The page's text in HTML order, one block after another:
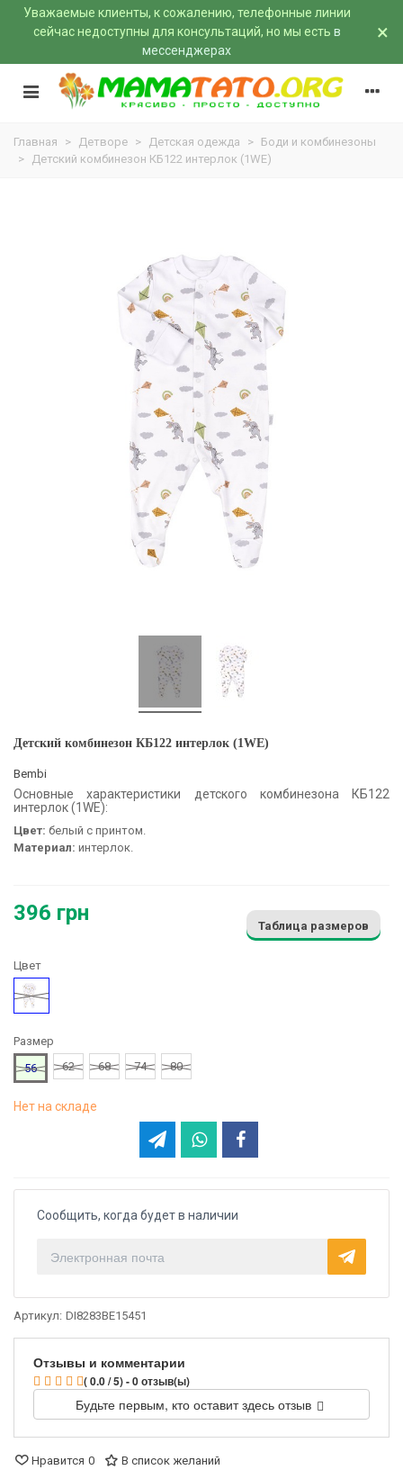
Уважаемые клиенты, к сожалению, телефонные линии
сейчас недоступны для консультаций, но мы есть в
мессенджерах
×
Главная > Детворе > Детская одежда > Боди и комбинезоны
> Детский комбинезон КБ122 интерлок (1WE)
Детский комбинезон КБ122 интерлок (1WE)
Bembi
Основные характеристики детского комбинезона КБ122
интерлок (1WE):
Цвет: белый с принтом.
Материал: интерлок.
396 грн
Таблица размеров
Цвет
Рисунок
Размер
56
62 68 74 80
Нет на складе
Сообщить, когда будет в наличии
Артикул: DI8283BE15451
Отзывы и комментарии
( 0.0 / 5) - 0 отзыв(ы)
Будьте первым, кто оставит здесь отзыв
Нравится 0 В список желаний